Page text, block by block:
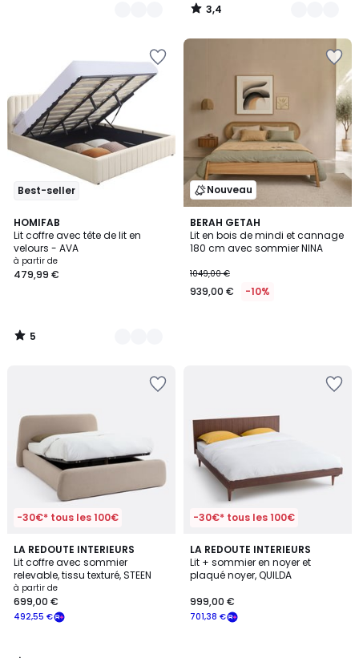
3,4
/
Best-seller
HOMIFAB
Lit coffre avec tête de lit en
velours - AVA
à partir de
479,99 €
5
/
5
5
Couleurs
5
/
Nouveau
BERAH GETAH
Lit en bois de mindi et cannage
180 cm avec sommier NINA
1049,00 €
939,00 € -10%
-30€* tous les 100€
LA REDOUTE INTERIEURS
Lit coffre avec sommier
relevable, tissu texturé, STEEN
à partir de
492,55 €
699,00 €
4
/
5
-30€* tous les 100€
LA REDOUTE INTERIEURS
Lit + sommier en noyer et
plaqué noyer, QUILDA
701,38 €
999,00 €